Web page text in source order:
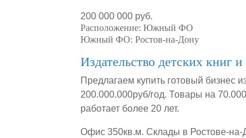
200 000 000 руб.
Расположение: Южный ФО
Южный ФО: Ростов-на-Дону
Издательство детских книг
Предлагаем купить готовый бизнес
200.000.000руб/год. Товары на
работает более 20 лет.
Офис 350кв.м. Склады в Ростове-на-